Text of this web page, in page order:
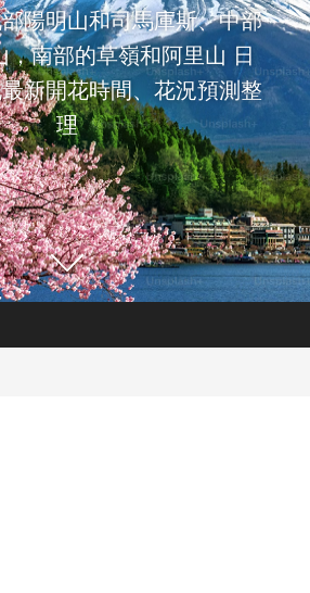
陽明山和司馬庫斯、中部
，南部的草嶺和阿里山 日
新開花時間、花況預測整
理